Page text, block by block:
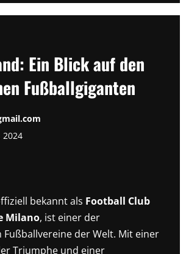
Ein Blick auf den
Fußballgiganten
2024
bekannt als Football Club
Milano, ist einer der
Fußballvereine der Welt. Mit einer
Triumphe und einer